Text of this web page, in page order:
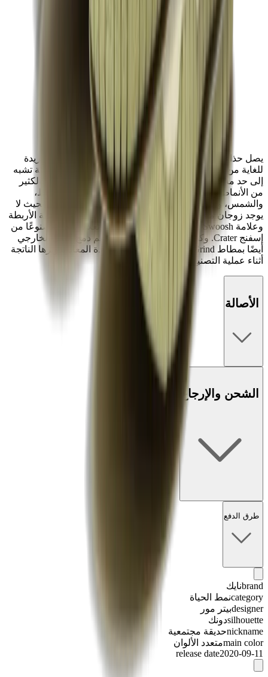
يصل حذاء Lemon Wash Community Garden بلوحة ألوان فريدة
للغاية من الأزرق والوردي، ويتميز بتركيبة دينيم صديقة للبيئة تشبه
إلى حد ما حذاء Travis Scott x Nike SB Dunk Low. مزين بالكثير
من الأنماط والصور المختلفة بما في ذلك تأثيرات صبغ وربط،
والشمس، والنجوم، التصميم غير المتطابق فريد لكل زوج بحيث لا
يوجد زوجان متطابقان تمامًا. تتخلل الألوان الصفراء الناعمة الأربطة
وعلامة Nike Swoosh، وفي الأسفل، ستجد نعلًا أوسطًا مصنوعًا من
إسفنج Crater. وكأن هذا لم يكن كافيًا، فقد تم دمج النعل الخارجي
أيضًا بمطاط Nike Grind المصنوع من الخردة المعاد تدويرها الناتجة
أثناء عملية التصنيع.
الأصالة
الشحن والإرجاع
طرق الدفع
brandنايك
categoryنمط الحياة
designerبيتر مور
silhouetteدونك
nicknameحديقة مجتمعية
main colorمتعدد الألوان
release date2020-09-11